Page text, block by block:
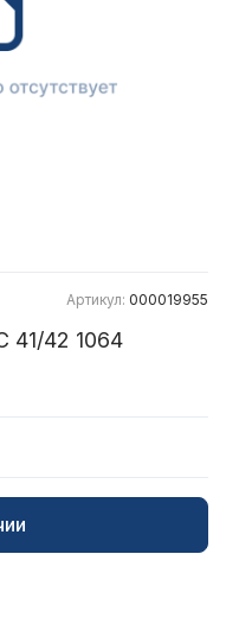
Артикул: 000019955
41/42 1064